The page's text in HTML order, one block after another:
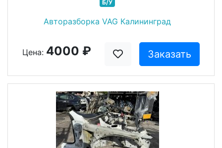
Б/У
Авторазборка VAG Калининград
Цена: 4000 ₽ Заказать